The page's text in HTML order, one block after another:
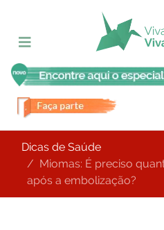
Dicas de Saúde
Miomas: É preciso
após a embolização?